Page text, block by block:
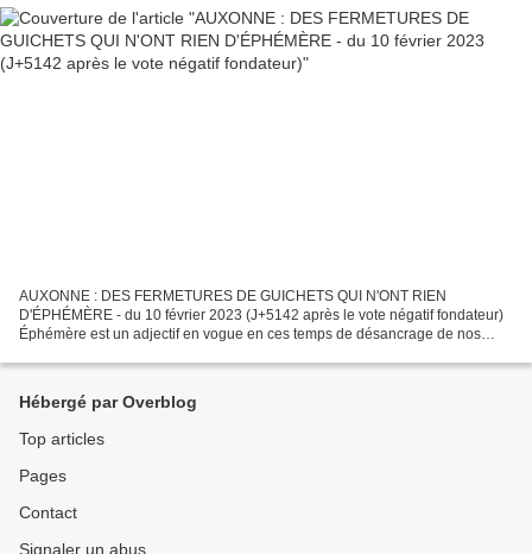
AUXONNE : DES FERMETURES DE GUICHETS QUI N'ONT RIEN
D'ÉPHÉMÈRE - du 10 février 2023 (J+5142 après le vote négatif fondateur)
Éphémère est un adjectif en vogue en ces temps de désancrage de nos
Hébergé par Overblog
Top articles
Pages
Contact
Signaler un abus